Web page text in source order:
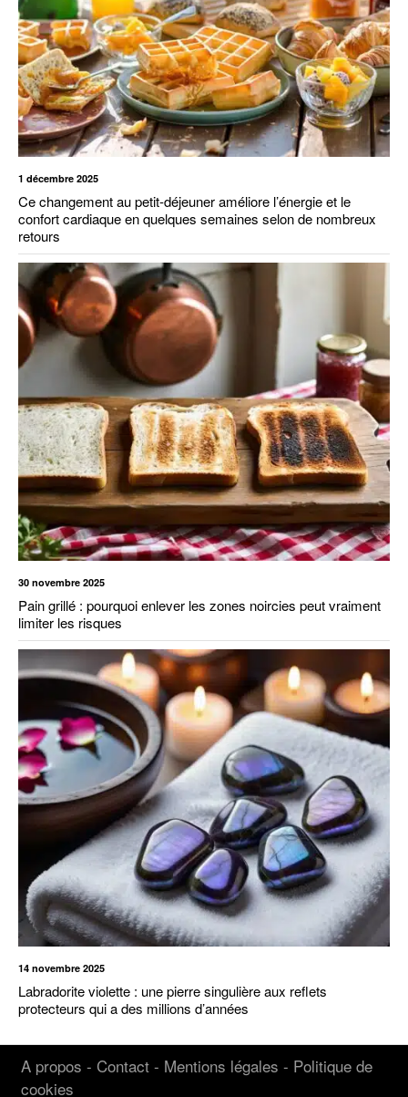
1 décembre 2025
Ce changement au petit-déjeuner améliore l’énergie et le
confort cardiaque en quelques semaines selon de nombreux
retours
30 novembre 2025
Pain grillé : pourquoi enlever les zones noircies peut vraiment
limiter les risques
14 novembre 2025
Labradorite violette : une pierre singulière aux reflets
protecteurs qui a des millions d’années
A propos - Contact - Mentions légales - Politique de
cookies